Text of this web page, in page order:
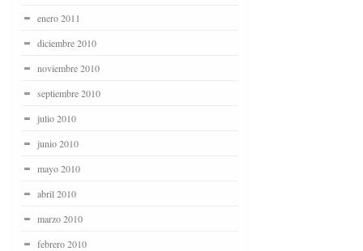
enero 2011
diciembre 2010
noviembre 2010
septiembre 2010
julio 2010
junio 2010
mayo 2010
abril 2010
marzo 2010
febrero 2010